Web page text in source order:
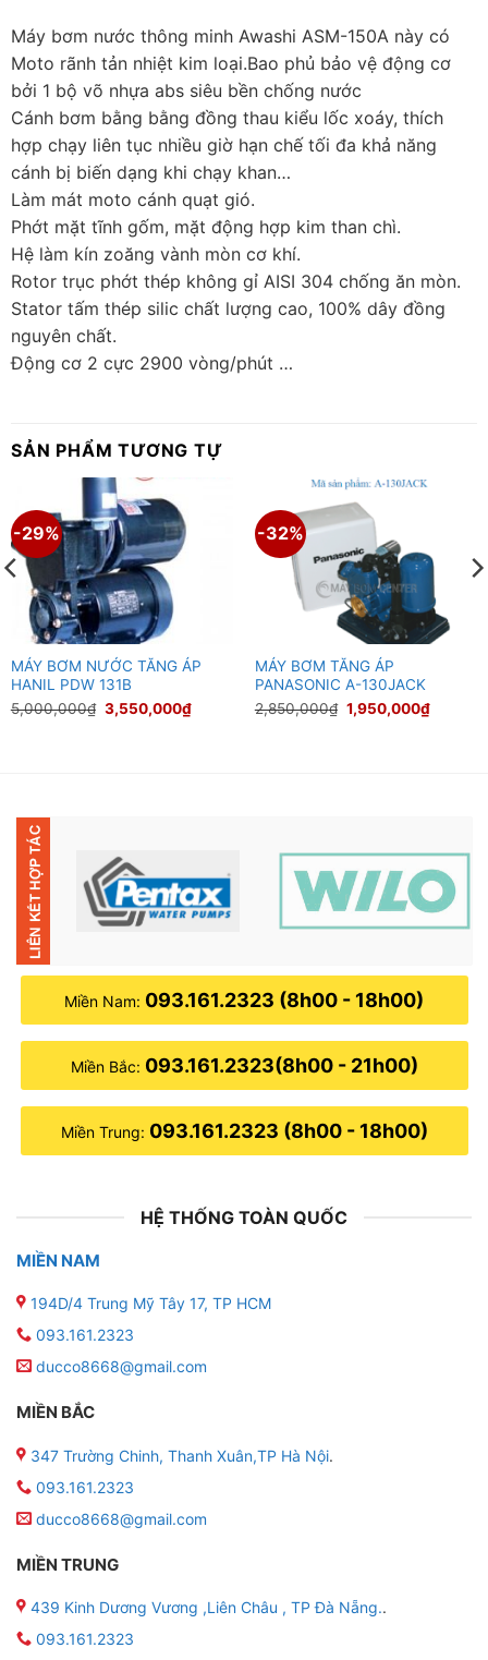
Máy bơm nước thông minh Awashi ASM-150A này có
Moto rãnh tản nhiệt kim loại.Bao phủ bảo vệ động cơ
bởi 1 bộ võ nhựa abs siêu bền chống nước
Cánh bơm bằng bằng đồng thau kiểu lốc xoáy, thích
hợp chạy liên tục nhiều giờ hạn chế tối đa khả năng
cánh bị biến dạng khi chạy khan…
Làm mát moto cánh quạt gió.
Phớt mặt tĩnh gốm, mặt động hợp kim than chì.
Hệ làm kín zoăng vành mòn cơ khí.
Rotor trục phớt thép không gỉ AISI 304 chống ăn mòn.
Stator tấm thép silic chất lượng cao, 100% dây đồng
nguyên chất.
Động cơ 2 cực 2900 vòng/phút …
SẢN PHẨM TƯƠNG TỰ
-29%
MÁY BƠM NƯỚC TĂNG ÁP
HANIL PDW 131B
5,000,000₫ Giá
gốc
3,550,000₫Giá
hiện
-32%
MÁY BƠM TĂNG ÁP
PANASONIC A-130JACK
2,850,000₫ Giá
gốc
1,950,000₫Giá
hiện
Miền Nam: 093.161.2323 (8h00 - 18h00)
Miền Bắc: 093.161.2323(8h00 - 21h00)
Miền Trung: 093.161.2323 (8h00 - 18h00)
HỆ THỐNG TOÀN QUỐC
MIỀN NAM
194D/4 Trung Mỹ Tây 17, TP HCM
093.161.2323
ducco8668@gmail.com
MIỀN BẮC
347 Trường Chinh, Thanh Xuân,TP Hà Nội.
093.161.2323
ducco8668@gmail.com
MIỀN TRUNG
439 Kinh Dương Vương ,Liên Châu , TP Đà Nẵng..
093.161.2323